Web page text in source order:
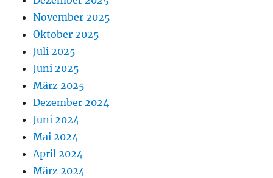
November 2025
Oktober 2025
Juli 2025
Juni 2025
März 2025
Dezember 2024
Juni 2024
Mai 2024
April 2024
März 2024